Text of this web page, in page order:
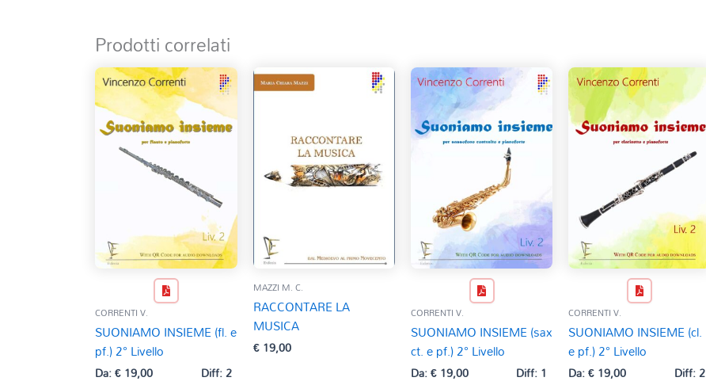
Prodotti correlati
CORRENTI V.
SUONIAMO INSIEME (fl. e
pf.) 2° Livello
Da:€19,00 Diff: 2
MAZZI M. C.
RACCONTARE LA
MUSICA
€19,00
CORRENTI V.
SUONIAMO INSIEME (sax
ct. e pf.) 2° Livello
Da:€19,00 Diff: 1
CORRENTI V.
SUONIAMO INSIEME (cl.
e pf.) 2° Livello
Da:€19,00 Diff: 2